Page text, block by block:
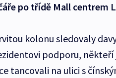
po třídě Mall centrem
kolonu sledovaly
podporu,
tancovali na ulici s